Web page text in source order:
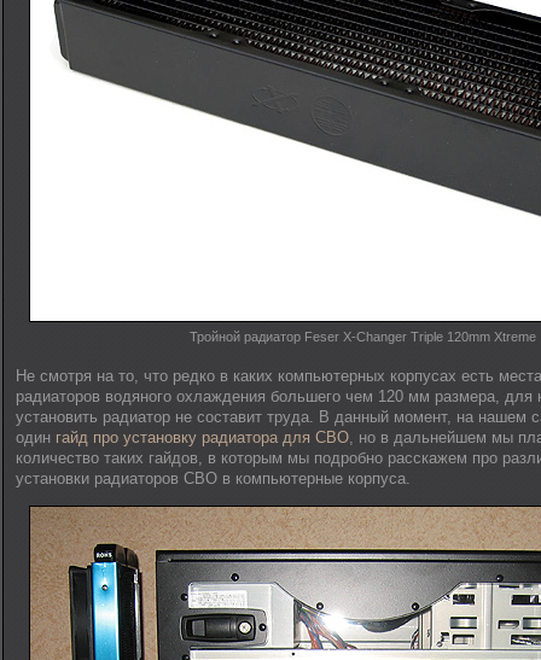
Тройной радиатор Feser X-Changer Triple 120mm Xtreme
Не смотря на то, что редко в каких компьютерных корпусах есть
радиаторов водяного охлаждения большего чем 120 мм размера, для
установить радиатор не составит труда. В данный момент, на нашем
один гайд про установку радиатора для СВО , но в дальнейшем мы
количество таких гайдов, в которым мы подробно расскажем про
установки радиаторов СВО в компьютерные корпуса.